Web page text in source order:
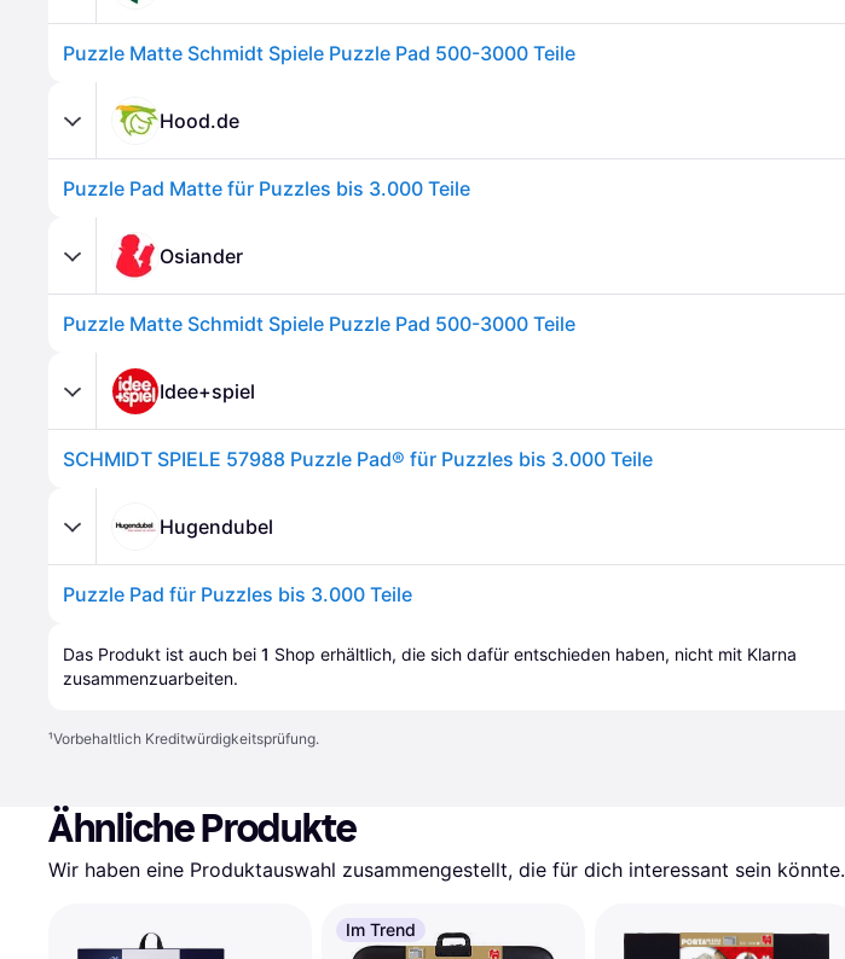
Puzzle Matte Schmidt Spiele Puzzle Pad 500-3000 Teile
Hood.de
Puzzle Pad Matte für Puzzles bis 3.000 Teile
Osiander
Puzzle Matte Schmidt Spiele Puzzle Pad 500-3000 Teile
Idee+spiel
SCHMIDT SPIELE 57988 Puzzle Pad® für Puzzles bis 3.000 Teile
Hugendubel
Puzzle Pad für Puzzles bis 3.000 Teile
Das Produkt ist auch bei 1 Shop erhältlich, die sich dafür entschieden haben, nicht mit Klarna
zusammenzuarbeiten.
¹Vorbehaltlich Kreditwürdigkeitsprüfung.
Ähnliche Produkte
Wir haben eine Produktauswahl zusammengestellt, die für dich interessant sein könnte.
Im Trend